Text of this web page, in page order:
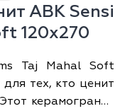
ABK Sensi
120x270
Taj Mahal Soft
тех, кто ценит
керамогранит